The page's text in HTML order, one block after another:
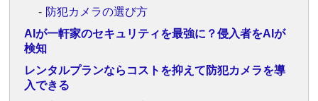
防犯カメラの選び方
AIが一軒家のセキュリティを最強に？侵入者をAIが
検知
レンタルプランならコストを抑えて防犯カメラを導
入できる